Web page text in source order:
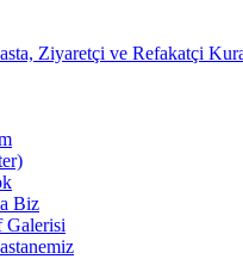
Ziyaretçi ve Refakatçi
Biz
Galerisi